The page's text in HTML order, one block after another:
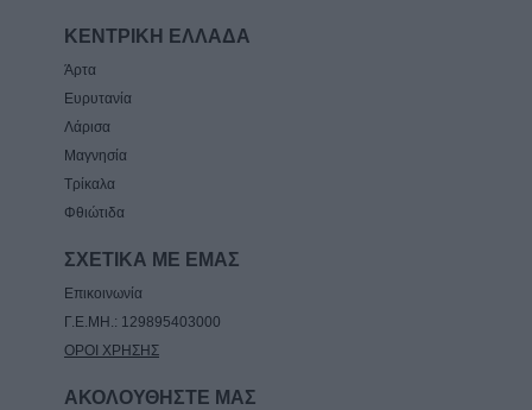
ΚΕΝΤΡΙΚΗ ΕΛΛΑΔΑ
Άρτα
Ευρυτανία
Λάρισα
Μαγνησία
Τρίκαλα
Φθιώτιδα
ΣΧΕΤΙΚΑ ΜΕ ΕΜΑΣ
Επικοινωνία
Γ.Ε.ΜΗ.: 129895403000
ΟΡΟΙ ΧΡΗΣΗΣ
ΑΚΟΛΟΥΘΗΣΤΕ ΜΑΣ